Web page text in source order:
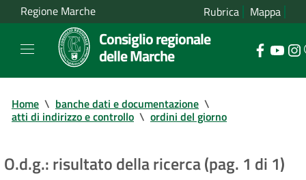
Regione Marche Rubrica Mappa
Consiglio regionale
delle Marche
Home \ banche dati e documentazione \
atti di indirizzo e controllo \ ordini del giorno
O.d.g.: risultato della ricerca (pag. 1 di 1)